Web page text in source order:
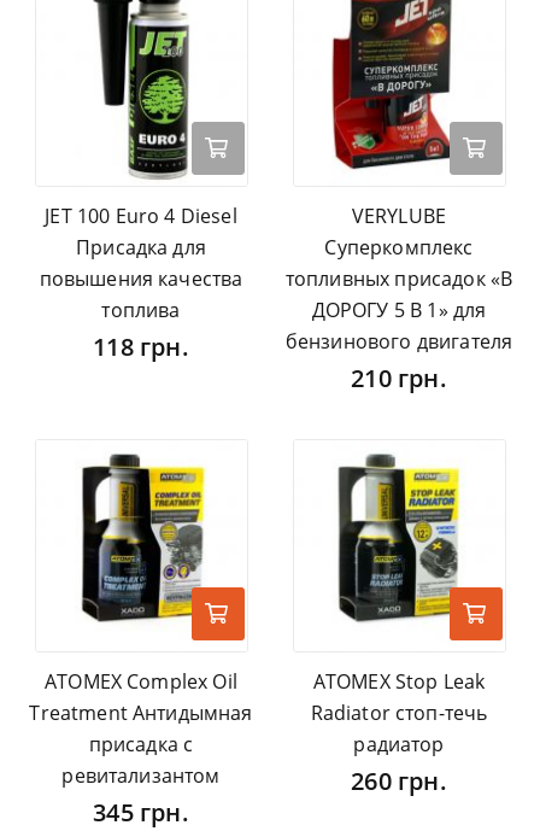
JET 100 Euro 4 Diesel
Присадка для
повышения качества
топлива
118 грн.
VERYLUBE
Суперкомплекс
топливных присадок «В
ДОРОГУ 5 В 1» для
бензинового двигателя
210 грн.
ATOMEX Complex Oil
Treatment Антидымная
присадка с
ревитализантом
345 грн.
ATOMEX Stop Leak
Radiator cтоп-течь
радиатор
260 грн.